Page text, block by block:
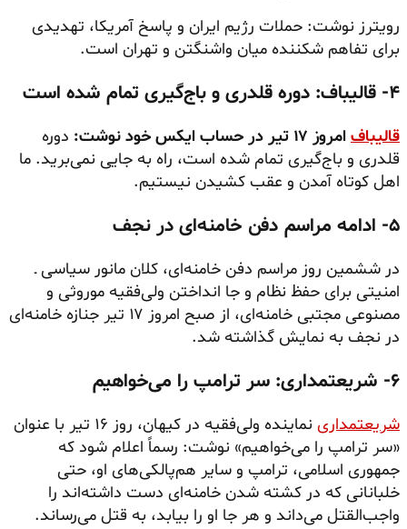
رویترز نوشت: حملات رژیم ایران و پاسخ آمریکا، تهدیدی
برای تفاهم شکننده میان واشنگتن و تهران است.
۴- قالیباف: دوره قلدری و باج‌گیری تمام شده است
قالیباف امروز ۱۷ تیر در حساب ایکس خود نوشت:
دوره
قلدری و باج‌گیری تمام شده است، راه به جایی نمی‌برید. ما
اهل کوتاه آمدن و عقب کشیدن نیستیم.
۵- ادامه مراسم دفن خامنه‌ای در نجف
در ششمین روز مراسم دفن خامنه‌ای، کلان مانور سیاسی ـ
امنیتی برای حفظ نظام و جا انداختن ولی‌فقیه موروثی و
مصنوعی مجتبی خامنه‌ای، از صبح امروز ۱۷ تیر جنازه خامنه‌ای
در نجف به نمایش گذاشته شد.
۶- شریعتمداری: سر ترامپ را می‌خواهیم
شریعتمداری
نماینده ولی‌فقیه در کیهان، روز ۱۶ تیر با عنوان
«سر ترامپ را می‌خواهیم» نوشت: رسماً اعلام شود که
جمهوری اسلامی، ترامپ و سایر هم‌پالکی‌های او، حتی
خلبانانی که در کشته شدن خامنه‌ای دست داشته‌اند را
واجب‌القتل می‌داند و هر جا او را بیابد، به قتل می‌رساند.